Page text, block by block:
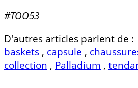
#TOO53
D'autres articles parlent de :
baskets , capsule ,
collection , Palladium ,